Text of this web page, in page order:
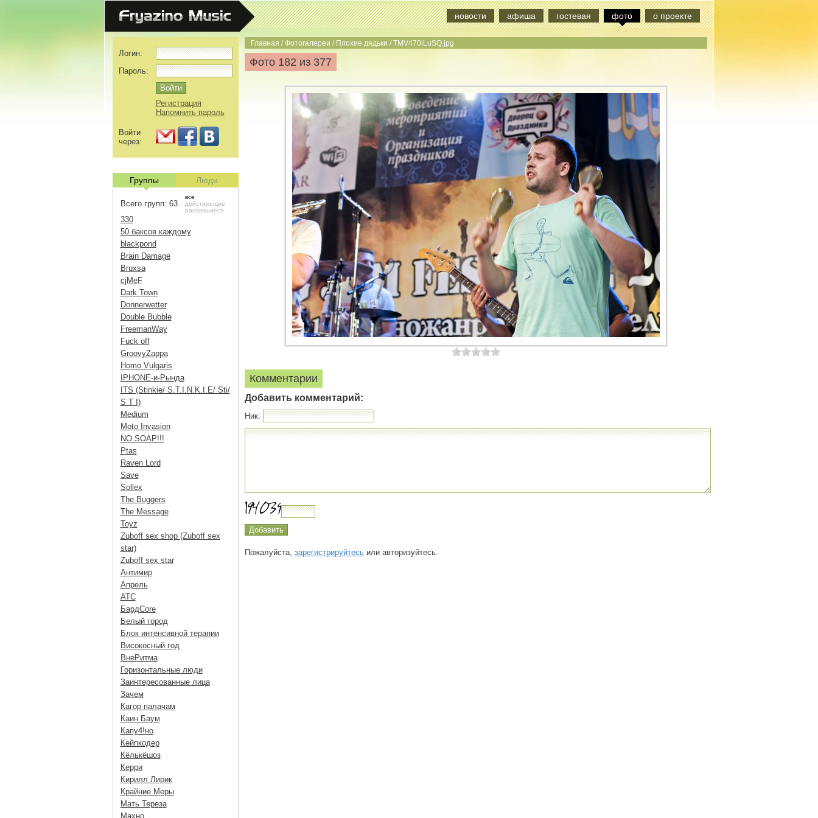
новости афиша гостевая фото о проекте
Главная /Фотогалереи / Плохие дядьки /TMV470lLuSQ.jpg
Фото 182 из 377
Комментарии
Добавить комментарий:
Ник:
Пожалуйста, зарегистрируйтесь или авторизуйтесь.
Логин:
Пароль:
Регистрация
Напомнить пароль
Войти
через:
Группы Люди
Всего групп: 63
все
действующие
распавшиеся
330
50 баксов каждому
blackpond
Brain Damage
Bruxsa
cjMeF
Dark Town
Donnerwetter
Double Bubble
FreemanWay
Fuck off
GroovyZappa
Homo Vulgaris
IPHONE-и-Рында
ITS (Stinkie/ S.T.I.N.K.I.E/ Sti/
S T I)
Medium
Moto Invasion
NO SOAP!!!
Ptas
Raven Lord
Save
Sollex
The Buggers
The Message
Toyz
Zuboff sex shop (Zuboff sex
star)
Zuboff sex star
Антимир
Апрель
АТС
БардCore
Белый город
Блок интенсивной терапии
Високосный год
ВнеРитма
Горизонтальные люди
Заинтересованные лица
Зачем
Кагор палачам
Каин Баум
Капу4!но
Кейпкодер
Кёлькёшоз
Керри
Кирилл Лирик
Крайние Меры
Мать Тереза
Махно